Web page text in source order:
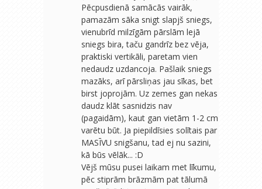
Pēcpusdienā samācās vairāk,
pamazām sāka snigt slapjš sniegs,
vienubrīd milzīgām pārslām lejā
sniegs bira, taču gandrīz bez vēja,
praktiski vertikāli, paretam vien
nedaudz uzdancoja. Pašlaik sniegs
mazāks, arī pārsliņas jau sīkas, bet
birst joprojām. Uz zemes gan nekas
daudz klāt sasnidzis nav
(pagaidām), kaut gan vietām 1-2 cm
varētu būt. Ja piepildīsies solītais par
MASĪVU snigšanu, tad ej nu sazini,
kā būs vēlāk... :D
Vējš mūsu pusei laikam met līkumu,
pēc stiprām brāzmām pat tālumā